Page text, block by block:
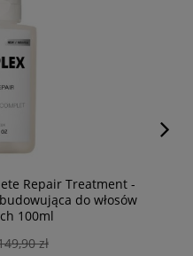
Repair Treatment -
do włosów
100ml
zł